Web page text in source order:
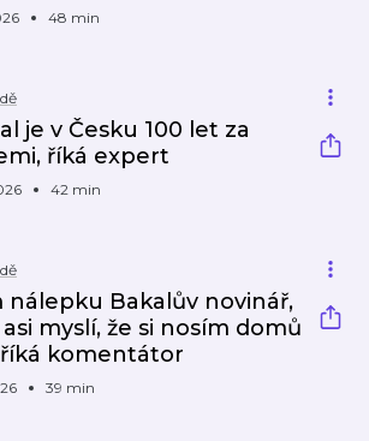
48 min
je v Česku 100 let za
říká expert
42 min
nálepku Bakalův novinář,
asi myslí, že si nosím domů
komentátor
39 min